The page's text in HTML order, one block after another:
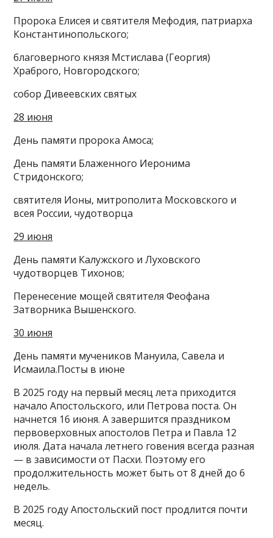
Пророка Елисея и святителя Мефодия, патриарха
Константинопольского;
благоверного князя Мстислава (Георгия)
Храброго, Новгородского;
собор Дивеевских святых
28 июня
День памяти пророка Амоса;
День памяти Блаженного Иеронима
Стридонского;
святителя Ионы, митрополита Московского и
всея России, чудотворца
29 июня
День памяти Калужского и Луховского
чудотворцев Тихонов;
Перенесение мощей святителя Феофана
Затворника Вышенского.
30 июня
День памяти мучеников Мануила, Савела и
Исмаила.Посты в июне
В 2025 году на первый месяц лета приходится
начало Апостольского, или Петрова поста. Он
начнется 16 июня. А завершится праздником
первоверховных апостолов Петра и Павла 12
июля. Дата начала летнего говения всегда разная
— в зависимости от Пасхи. Поэтому его
продолжительность может быть от 8 дней до 6
недель.
В 2025 году Апостольский пост продлится почти
месяц.